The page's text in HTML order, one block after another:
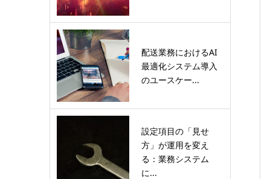
配送業務におけるAI
最適化システム導入
のユースケー...
設定項目の「見せ
方」が運用を変え
る：業務システム
に...